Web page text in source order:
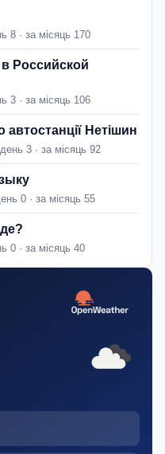
8 · за місяць 170
Российской
3 · за місяць 106
автостанції Нетішин
3 · за місяць 92
0 · за місяць 55
0 · за місяць 40